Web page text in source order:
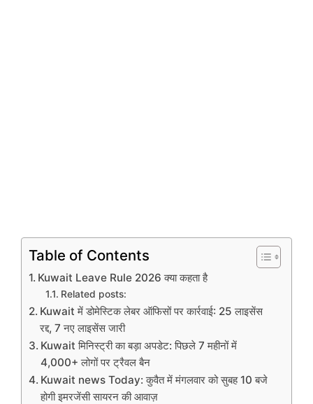
Table of Contents
Kuwait Leave Rule 2026 क्या कहता है
Related posts:
Kuwait में डोमेस्टिक लेबर ऑफिसों पर कार्रवाई: 25 लाइसेंस
रद्द, 7 नए लाइसेंस जारी
Kuwait मिनिस्ट्री का बड़ा अपडेट: पिछले 7 महीनों में
4,000+ लोगों पर ट्रैवल बैन
Kuwait news Today: कुवैत में मंगलवार को सुबह 10 बजे
होगी इमरजेंसी सायरन की आवाज़